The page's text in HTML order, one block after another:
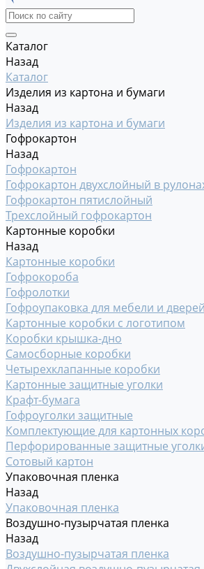
Каталог
Назад
Каталог
Изделия из картона и бумаги
Назад
Изделия из картона и бумаги
Гофрокартон
Назад
Гофрокартон
Гофрокартон двухслойный в
Гофрокартон пятислойный
Трехслойный гофрокартон
Картонные коробки
Назад
Картонные коробки
Гофрокороба
Гофролотки
Гофроупаковка для мебели и дверей
Картонные коробки с логотипом
Коробки крышка-дно
Самосборные коробки
Четырехклапанные коробки
Картонные защитные уголки
Крафт-бумага
Гофроуголки защитные
Комплектующие для картонных
Перфорированные защитные
Сотовый картон
Упаковочная пленка
Назад
Упаковочная пленка
Воздушно-пузырчатая пленка
Назад
Воздушно-пузырчатая пленка